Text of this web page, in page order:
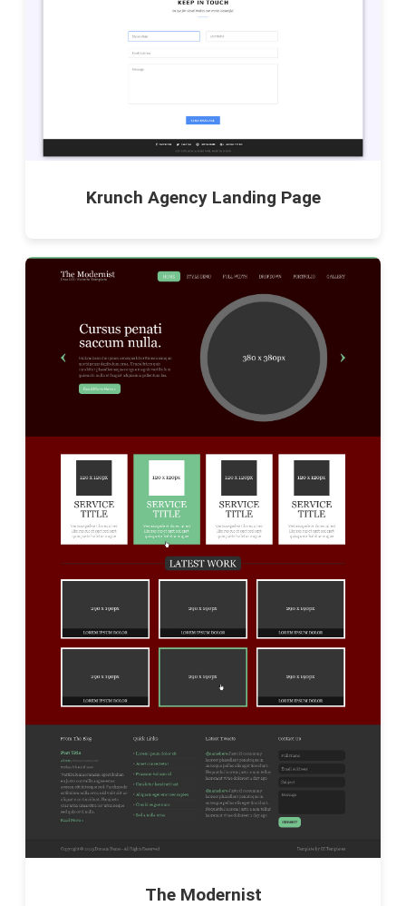
Krunch Agency Landing Page
The Modernist